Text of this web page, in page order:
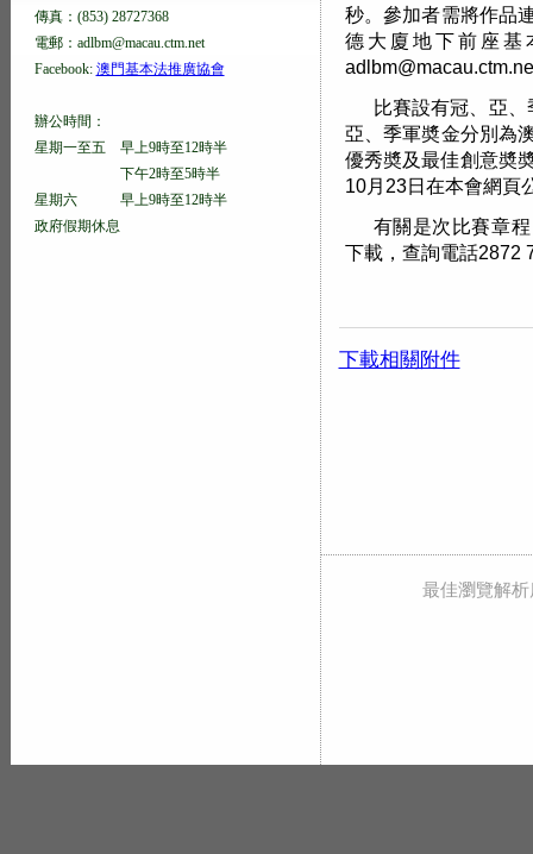
傳真：(853) 28727368
電郵：adlbm@macau.ctm.net
Facebook: 澳門基本法推廣協會
辦公時間：
星期一至五 早上9時至12時半
下午2時至5時半
星期六 早上9時至12時半
政府假期休息
秒。參加者需將作品
德大廈地下前座基
比賽設有冠、亞
亞、季軍奬金分別為
優秀奬及最佳創意奬
10月23日在本會網頁
有關是次比賽章
下載，查詢電話2872
下載相關附件
最佳瀏覽解